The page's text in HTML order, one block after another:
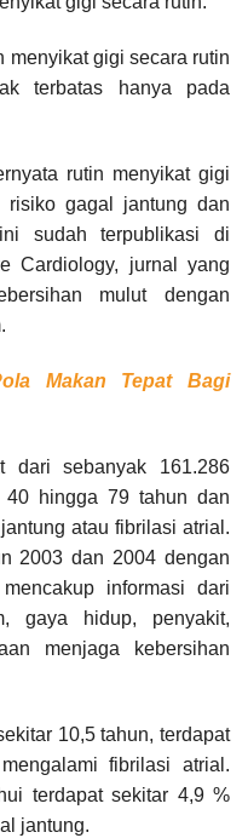
menyikat gigi secara rutin
terbatas hanya pada
rutin menyikat gigi
risiko gagal jantung dan
sudah terpublikasi di
Cardiology, jurnal yang
mulut dengan
Makan Tepat Bagi
dari sebanyak 161.286
hingga 79 tahun dan
atau fibrilasi atrial.
2003 dan 2004 dengan
informasi dari
gaya hidup, penyakit,
menjaga kebersihan
10,5 tahun, terdapat
fibrilasi atrial.
terdapat sekitar 4,9 %
jantung.